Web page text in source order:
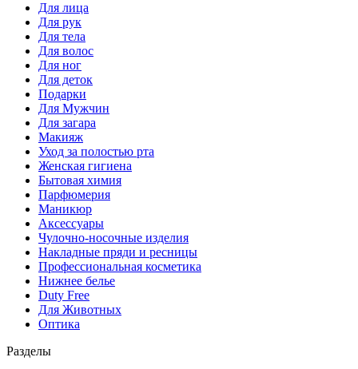
Для лица
Для рук
Для тела
Для волос
Для ног
Для деток
Подарки
Для Мужчин
Для загара
Макияж
Уход за полостью рта
Женская гигиена
Бытовая химия
Парфюмерия
Маникюр
Аксессуары
Чулочно-носочные изделия
Накладные пряди и ресницы
Профессиональная косметика
Нижнее белье
Duty Free
Для Животных
Оптика
Разделы